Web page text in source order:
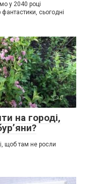
у 2040 році
сьогодні
0
на городі,
щоб там не росли